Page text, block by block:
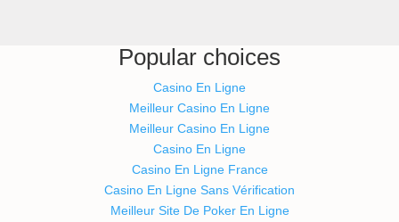
Popular choices
Casino En Ligne
Meilleur Casino En Ligne
Meilleur Casino En Ligne
Casino En Ligne
Casino En Ligne France
Casino En Ligne Sans Vérification
Meilleur Site De Poker En Ligne